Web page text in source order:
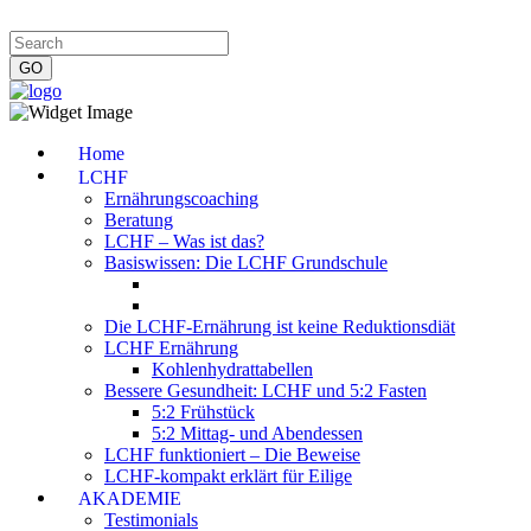
Home
LCHF
Ernährungscoaching
Beratung
LCHF – Was ist das?
Basiswissen: Die LCHF Grundschule
Die LCHF-Ernährung ist keine Reduktionsdiät
LCHF Ernährung
Kohlenhydrattabellen
Bessere Gesundheit: LCHF und 5:2 Fasten
5:2 Frühstück
5:2 Mittag- und Abendessen
LCHF funktioniert – Die Beweise
LCHF-kompakt erklärt für Eilige
AKADEMIE
Testimonials